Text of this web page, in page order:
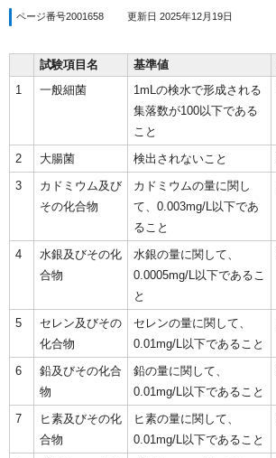
ページ番号2001658 更新日 2025年12月19日
試験項目名 基準値
1
一般細菌
1mLの検水で形成される
集落数が100以下である
こと
2 大腸菌 検出されないこと
3
カドミウム及び
その化合物
カドミウムの量に関し
て、0.003mg/L以下であ
ること
4
水銀及びその化
合物
水銀の量に関して、
0.0005mg/L以下であるこ
と
5
セレン及びその
化合物
セレンの量に関して、
0.01mg/L以下であること
6
鉛及びその化合
物
鉛の量に関して、
0.01mg/L以下であること
7
ヒ素及びその化
合物
ヒ素の量に関して、
0.01mg/L以下であること